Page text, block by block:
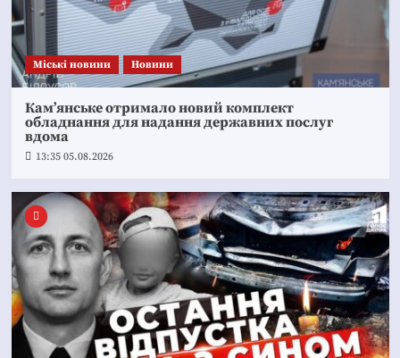
Mіські новини Новини
Кам’янське отримало новий комплект
обладнання для надання державних послуг
вдома
13:35 05.08.2026